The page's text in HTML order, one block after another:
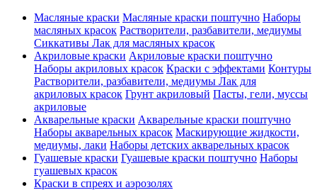
Масляные краски Масляные краски поштучно Наборы
масляных красок Растворители, разбавители, медиумы
Сиккативы Лак для масляных красок
Акриловые краски Акриловые краски поштучно
Наборы акриловых красок Краски с эффектами Контуры
Растворители, разбавители, медиумы Лак для
акриловых красок Грунт акриловый Пасты, гели, муссы
акриловые
Акварельные краски Акварельные краски поштучно
Наборы акварельных красок Маскирующие жидкости,
медиумы, лаки Наборы детских акварельных красок
Гуашевые краски Гуашевые краски поштучно Наборы
гуашевых красок
Краски в спреях и аэрозолях